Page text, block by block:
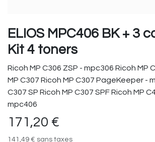
ELIOS MPC406 BK + 3
Kit 4 toners
Ricoh MP C306 ZSP - mpc306 Ricoh MP
MP C307 Ricoh MP C307 PageKeeper -
C307 SP Ricoh MP C307 SPF Ricoh MP
mpc406
171,20 €
141,49 € sans taxes